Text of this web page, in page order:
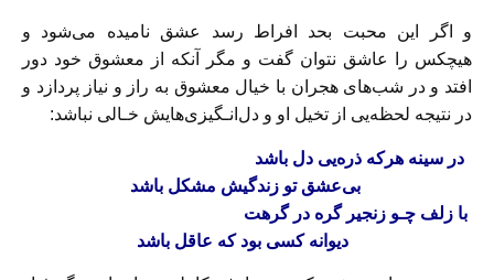
و اگر‌ این‌ محبت بحد افراط‌ رسد‌ عشق نامیده می‌شود و
هیچکس را عاشق نتوان گفت و مگر آنکه از معشوق خود دور
افتد و در‌ شب‌های‌ هجران‌ با خیال معشوق به راز و نیاز پردازد‌ و
در‌ نتیجه‌ لحظه‌یی‌ از‌ تخیل‌ او و دل‌انـگیزی‌هایش خـالی نباشد:
در سینه هرکه ذره‌یی دل باشد
بی‌عشق تو زندگیش مشکل باشد
با زلف چـو زنجیر گره در گرهت
دیوانه کسی بود که عاقل‌ باشد